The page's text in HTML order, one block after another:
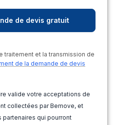
traitement et la transmission de
de la demande de devis
valide votre acceptations de
collectées par Bemove, et
partenaires qui pourront